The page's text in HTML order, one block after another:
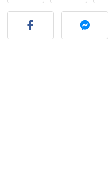
Publicar